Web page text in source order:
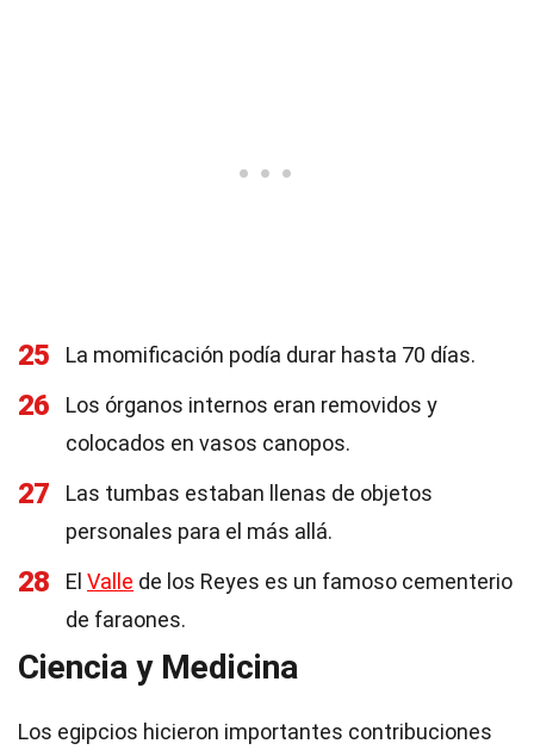
25 La momificación podía durar hasta 70 días.
26
Los órganos internos eran removidos y
colocados en vasos canopos.
27
Las tumbas estaban llenas de objetos
personales para el más allá.
28 El Valle de los Reyes es un famoso cementerio
de faraones.
Ciencia y Medicina
Los egipcios hicieron importantes contribuciones